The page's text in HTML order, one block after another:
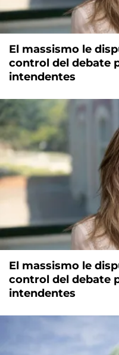
El massismo le
control del debate
intendentes
El massismo le
control del debate
intendentes